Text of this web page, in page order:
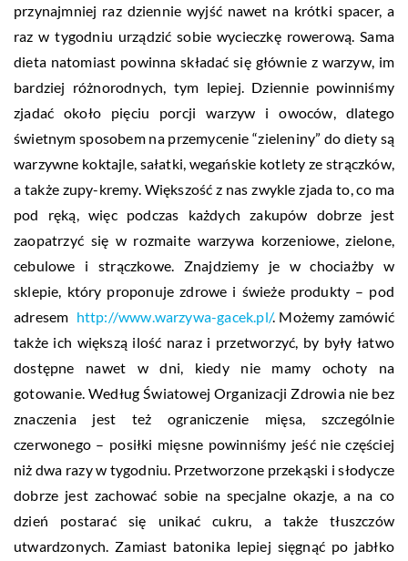
przynajmniej raz dziennie wyjść nawet na krótki spacer, a
raz w tygodniu urządzić sobie wycieczkę rowerową. Sama
dieta natomiast powinna składać się głównie z warzyw, im
bardziej różnorodnych, tym lepiej. Dziennie powinniśmy
zjadać około pięciu porcji warzyw i owoców, dlatego
świetnym sposobem na przemycenie “zieleniny” do diety są
warzywne koktajle, sałatki, wegańskie kotlety ze strączków,
a także zupy-kremy. Większość z nas zwykle zjada to, co ma
pod ręką, więc podczas każdych zakupów dobrze jest
zaopatrzyć się w rozmaite warzywa korzeniowe, zielone,
cebulowe i strączkowe. Znajdziemy je w chociażby w
sklepie, który proponuje zdrowe i świeże produkty – pod
adresem http://www.warzywa-gacek.pl/. Możemy zamówić
także ich większą ilość naraz i przetworzyć, by były łatwo
dostępne nawet w dni, kiedy nie mamy ochoty na
gotowanie. Według Światowej Organizacji Zdrowia nie bez
znaczenia jest też ograniczenie mięsa, szczególnie
czerwonego – posiłki mięsne powinniśmy jeść nie częściej
niż dwa razy w tygodniu. Przetworzone przekąski i słodycze
dobrze jest zachować sobie na specjalne okazje, a na co
dzień postarać się unikać cukru, a także tłuszczów
utwardzonych. Zamiast batonika lepiej sięgnąć po jabłko